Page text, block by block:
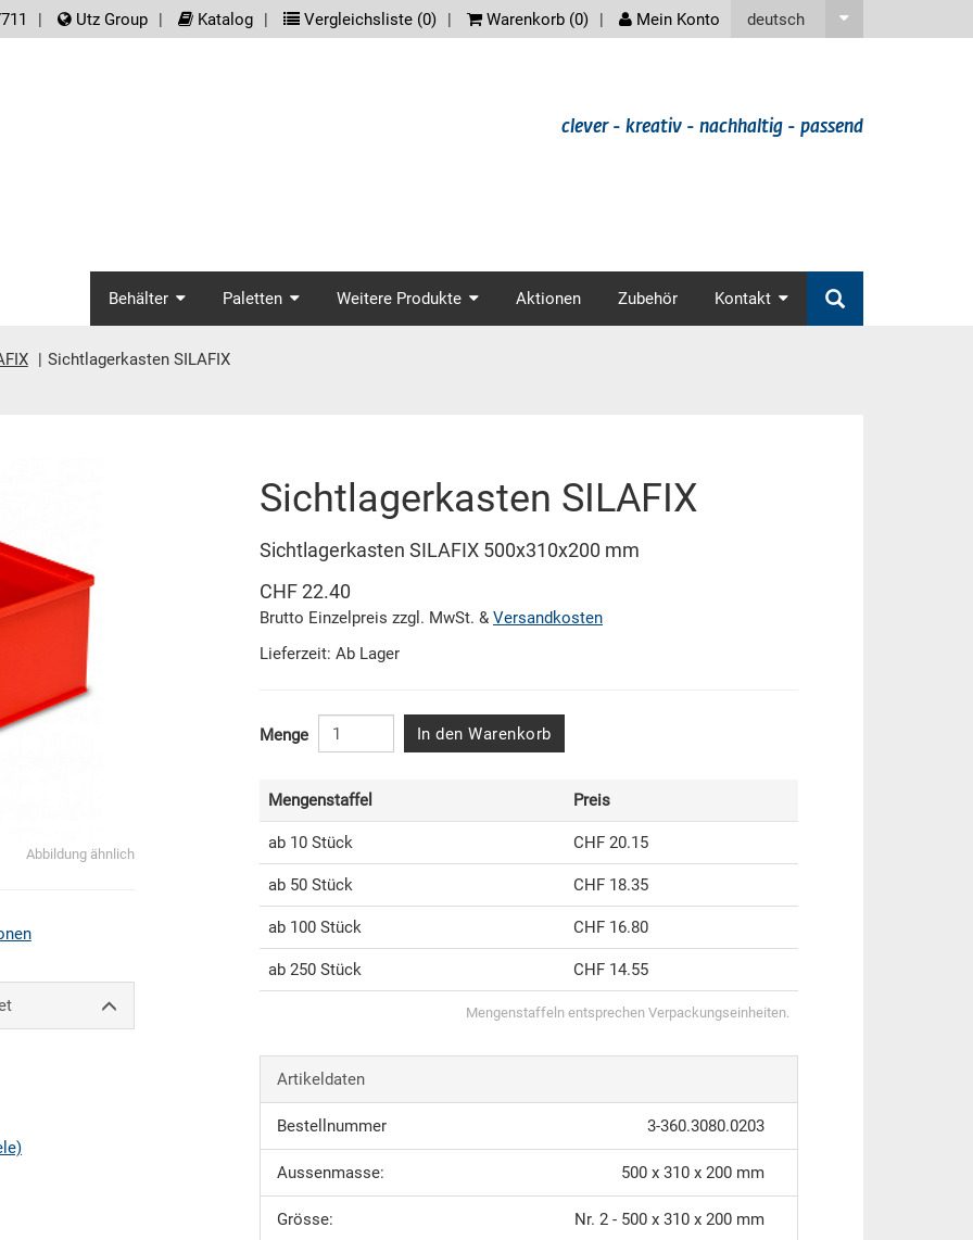
deutsch
Utz Group Katalog Vergleichsliste (0) Warenkorb (0) Mein Konto
clever - kreativ - nachhaltig - passend
screenreader.main_nav
Behälter Paletten Weitere Produkte Aktionen Zubehör Kontakt
Sichtlagerkasten SILAFIX
Abbildung ähnlich
Sichtlagerkasten SILAFIX
Sichtlagerkasten SILAFIX 500x310x200 mm
CHF 22.40
Brutto Einzelpreis zzgl. MwSt. & Versandkosten
Lieferzeit: Ab Lager
Menge In den Warenkorb
Mengenstaffel Preis
ab 10 Stück CHF 20.15
ab 50 Stück CHF 18.35
ab 100 Stück CHF 16.80
ab 250 Stück CHF 14.55
Mengenstaffeln entsprechen Verpackungseinheiten.
Artikeldaten
Bestellnummer 3-360.3080.0203
Aussenmasse: 500 x 310 x 200 mm
Grösse: Nr. 2 - 500 x 310 x 200 mm